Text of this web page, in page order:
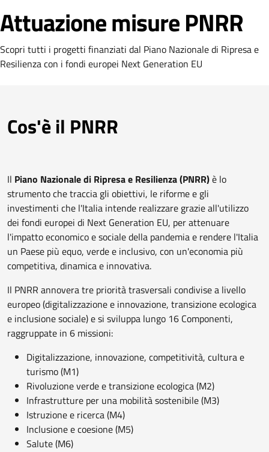
Attuazione misure PNRR
Scopri tutti i progetti finanziati dal Piano Nazionale di Ripresa e
Resilienza con i fondi europei Next Generation EU
Cos'è il PNRR
Il Piano Nazionale di Ripresa e Resilienza (PNRR)è lo
strumento che traccia gli obiettivi, le riforme e gli
investimenti che l'Italia intende realizzare grazie all'utilizzo
dei fondi europei di Next Generation EU, per attenuare
l'impatto economico e sociale della pandemia e rendere l'Italia
un Paese più equo, verde e inclusivo, con un'economia più
competitiva, dinamica e innovativa.
Il PNRR annovera tre priorità trasversali condivise a livello
europeo (digitalizzazione e innovazione, transizione ecologica
e inclusione sociale) e si sviluppa lungo 16 Componenti,
raggruppate in 6 missioni:
Digitalizzazione, innovazione, competitività, cultura e
turismo (M1)
Rivoluzione verde e transizione ecologica (M2)
Infrastrutture per una mobilità sostenibile (M3)
Istruzione e ricerca (M4)
Inclusione e coesione (M5)
Salute (M6)